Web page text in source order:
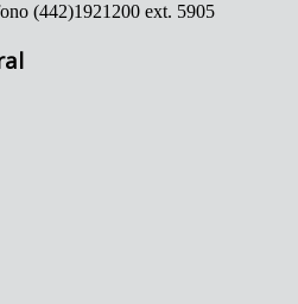
(442)1921200 ext. 5905